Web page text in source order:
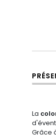
La
Grâce